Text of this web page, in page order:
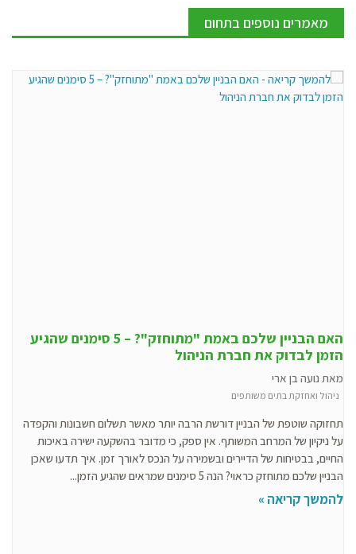
מאמרים נוספים בתחום
האם הבניין שלכם באמת "מתוחזק"? – 5 סימנים שהגיע
הזמן לבדוק את חברת הניהול
מאת נועה בן ארי
ניהול ואחזקת בתים משותפים
תחזוקה שוטפת של הבניין דורשת הרבה יותר מאשר תשלום חשבונות והקפדה
על ניקיון של המרחב המשותף. אין ספק, כי מדובר בהשקעה ישירה באיכות
החיים, בבטיחות של הדיירים ובשמירה על הנכס לאורך זמן. איך תדעו שאכן
הבניין שלכם מתוחזק כראוי? הנה 5 סימנים שמראים שהגיע הזמן...
להמשך קריאה »